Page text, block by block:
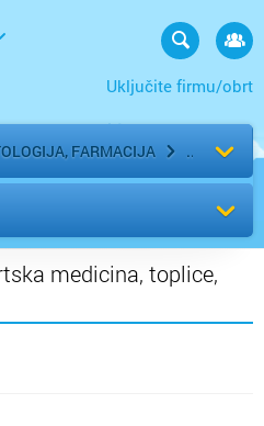
Uključite firmu/obrt
FARMACIJA
medicina, toplice,